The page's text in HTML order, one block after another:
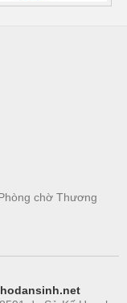
chờ Thương